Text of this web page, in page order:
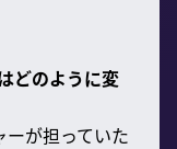
どのように変
が担っていた